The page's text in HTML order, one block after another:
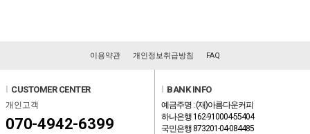
이용약관 개인정보취급방침 FAQ
CUSTOMER CENTER
개인고객
070-4942-6399
BANK INFO
예금주명 : (재)아름다운커피
하나은행 162-910004-55404
국민은행 873201-04-084485